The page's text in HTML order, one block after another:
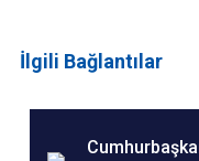
İlgili Bağlantılar